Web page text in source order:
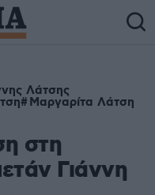
Λάτσης
Μαργαρίτα Λάτση
στη
Γιάννη